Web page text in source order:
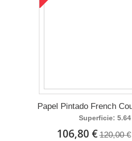
Papel Pintado French
Superficie: 5.64
106,80 € 120,00 €